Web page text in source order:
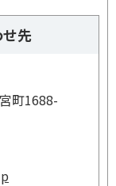
先
町1688-